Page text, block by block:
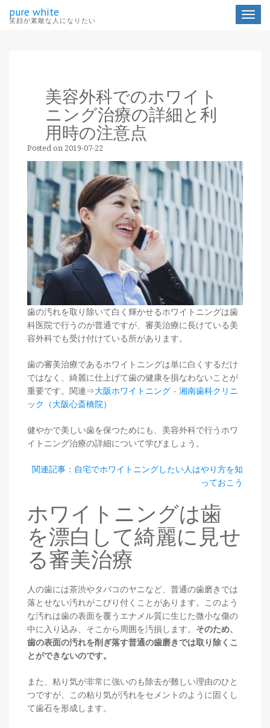
Toggle
pure white
笑顔が素敵な人になりたい
美容外科でのホワイト
ニング治療の詳細と利
用時の注意点
Posted on 2019-07-22
歯の汚れを取り除いて白く輝かせるホワイトニングは歯
科医院で行うのが普通ですが、審美治療に長けている美
容外科でも受け付けている所があります。
歯の審美治療であるホワイトニングは単に白くするだけ
ではなく、綺麗に仕上げて歯の健康を損なわないことが
重要です。関連⇒大阪ホワイトニング - 湘南歯科クリニ
ック（大阪心斎橋院）
健やかで美しい歯を保つためにも、美容外科で行うホワ
イトニング治療の詳細について学びましょう。
関連記事：自宅でホワイトニングしたい人はやり方を知
っておこう
ホワイトニングは歯
を漂白して綺麗に見せ
る審美治療
人の歯には茶渋やタバコのヤニなど、普通の歯磨きでは
落とせない汚れがこびり付くことがあります。このよう
な汚れは歯の表面を覆うエナメル質に生じた微小な傷の
中に入り込み、そこから周囲を汚損します。 そのため、
歯の表面の汚れを削ぎ落す普通の歯磨きでは取り除くこ
とができないのです。
また、粘り気が非常に強いのも除去が難しい理由のひと
つですが、この粘り気が汚れをセメントのように固くし
て歯石を形成します。